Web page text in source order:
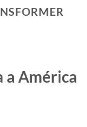
a América